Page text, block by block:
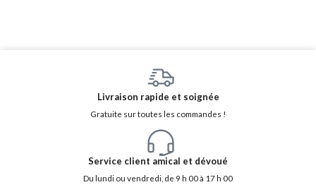
Livraison rapide et soignée
Gratuite sur toutes les commandes !
Service client amical et dévoué
Du lundi ou vendredi, de 9 h 00 à 17 h 00